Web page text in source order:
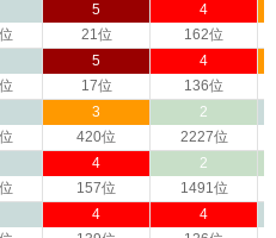
5
21位
4
162位
5
17位
4
136位
3
420位
2
2227位
4
157位
2
1491位
4
4